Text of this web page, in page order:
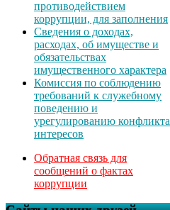
противодействием
коррупции, для заполнения
Сведения о доходах,
расходах, об имуществе и
обязательствах
имущественного характера
Комиссия по соблюдению
требований к служебному
поведению и
урегулированию конфликта
интересов
Обратная связь для
сообщений о фактах
коррупции